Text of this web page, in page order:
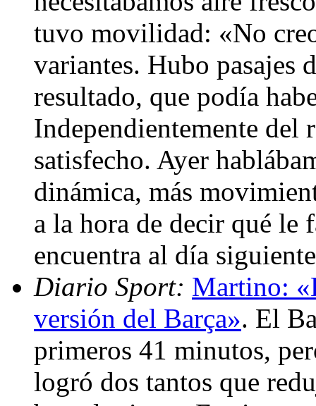
tuvo movilidad: «No
variantes. Hubo pasajes
resultado, que podía
Independientemente del
satisfecho. Ayer
dinámica, más
a la hora de decir qué le
encuentra al día
Diario Sport: Martino:
versión del Barça». El
primeros 41 minutos,
logró dos tantos que